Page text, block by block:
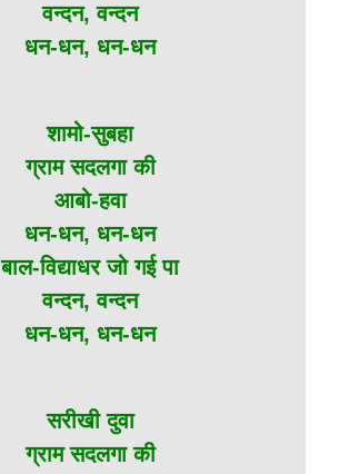
वन्दन, वन्दन
धन-धन, धन-धन
शामो-सुबहा
ग्राम सदलगा की
आबो-हवा
धन-धन, धन-धन
बाल-विद्याधर जो गई पा
वन्दन, वन्दन
धन-धन, धन-धन
सरीखी दुवा
ग्राम सदलगा की